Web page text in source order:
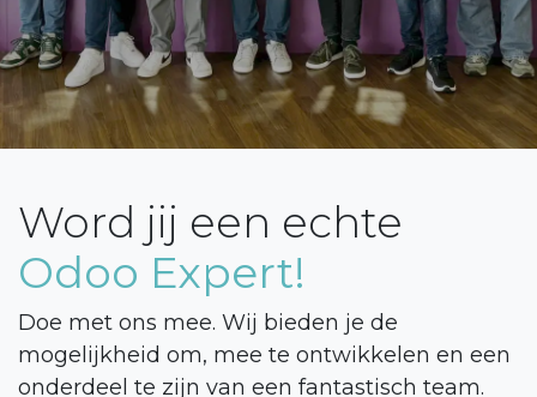
Word jij een echte
Odoo Expert!
Doe met ons mee. Wij bieden je de
mogelijkheid om, mee te ontwikkelen en een
onderdeel te zijn van een fantastisch team.